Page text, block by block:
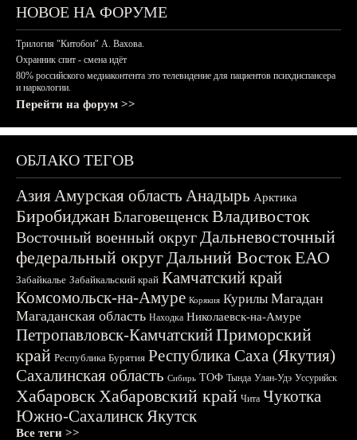
НОВОЕ НА ФОРУМЕ
Трилогия "Китобои" А. Вахова.
Охранник спит - смена идёт
80% российского медиаконтента это телевидение для пациентов психдиспансера
и наркологии.
Перейти на форум >>
ОБЛАКО ТЕГОВ
АзияАмурская область Анадырь Арктика
БиробиджанБлаговещенскВладивосток
Восточный военный округДальневосточный
федеральный округДальний ВостокЕАО
Забайкалье Забайкальский край Камчатский край
Комсомольск-на-Амуре Корякия Курилы Магадан
Магаданская область Находка Николаевск-на-Амуре
Петропавловск-КамчатскийПриморский
край Республика Бурятия Республика Саха (Якутия)
Сахалинская область Сибирь ТОФ Тында Улан-Удэ Уссурийск
ХабаровскХабаровский край Чита Чукотка
Южно-СахалинскЯкутск
Все теги >>